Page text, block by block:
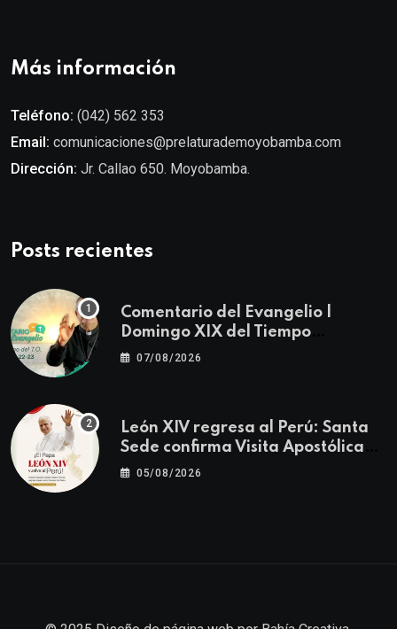
Más información
Teléfono: (042) 562 353
Email: comunicaciones@prelaturademoyobamba.com
Dirección: Jr. Callao 650. Moyobamba.
Posts recientes
Comentario del Evangelio |
Domingo XIX del Tiempo
Ordinario | Mateo 14, 22-23
07/08/2026
León XIV regresa al Perú: Santa
Sede confirma Visita Apostólica
del 11 al 17 de noviembre
05/08/2026